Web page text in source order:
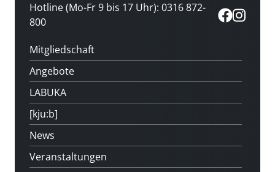
Hotline (Mo-Fr 9 bis 17 Uhr): 0316 872-
800
Mitgliedschaft
Angebote
LABUKA
[kju:b]
News
Veranstaltungen